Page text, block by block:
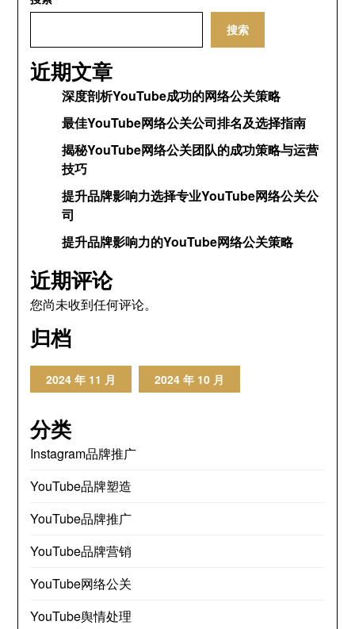
搜索
近期文章
深度剖析YouTube成功的网络公关策略
最佳YouTube网络公关公司排名及选择指南
揭秘YouTube网络公关团队的成功策略与运营
技巧
提升品牌影响力选择专业YouTube网络公关公
司
提升品牌影响力的YouTube网络公关策略
近期评论
您尚未收到任何评论。
归档
2024 年 11 月 2024 年 10 月
分类
Instagram品牌推广
YouTube品牌塑造
YouTube品牌推广
YouTube品牌营销
YouTube网络公关
YouTube舆情处理